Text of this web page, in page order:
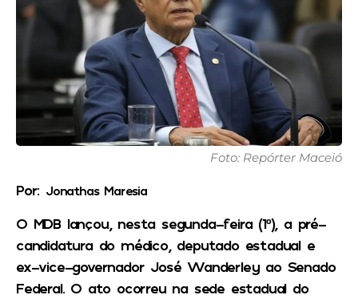
Foto: Repórter Maceió
Por: Jonathas Maresia
O MDB lançou, nesta segunda-feira (1º), a pré-
candidatura do médico, deputado estadual e
ex-vice-governador José Wanderley ao Senado
Federal. O ato ocorreu na sede estadual do